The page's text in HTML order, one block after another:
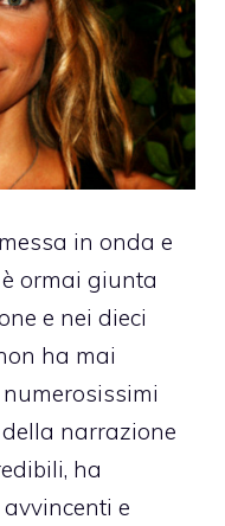
in onda e
è ormai giunta
e nei dieci
ha mai
narrazione
ha
e